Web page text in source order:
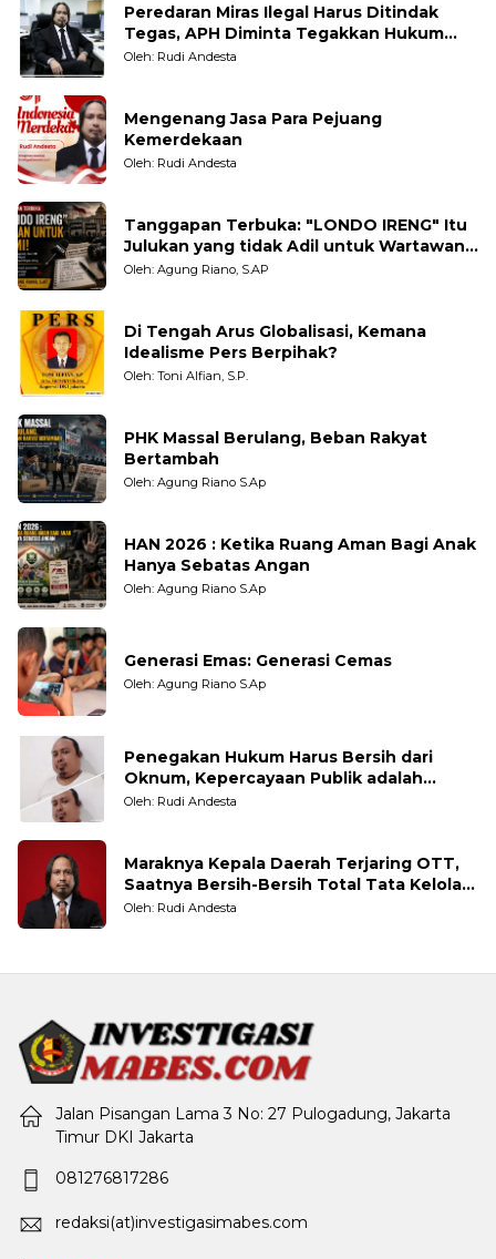
Peredaran Miras Ilegal Harus Ditindak
Tegas, APH Diminta Tegakkan Hukum
Tanpa Pandang Bulu
Oleh: Rudi Andesta
Mengenang Jasa Para Pejuang
Kemerdekaan
Oleh: Rudi Andesta
Tanggapan Terbuka: "LONDO IRENG" Itu
Julukan yang tidak Adil untuk Wartawan,
Pengamat dan LSM
Oleh: Agung Riano, S.AP
Di Tengah Arus Globalisasi, Kemana
Idealisme Pers Berpihak?
Oleh: Toni Alfian, S.P.
PHK Massal Berulang, Beban Rakyat
Bertambah
Oleh: Agung Riano S.Ap
HAN 2026 : Ketika Ruang Aman Bagi Anak
Hanya Sebatas Angan
Oleh: Agung Riano S.Ap
Generasi Emas: Generasi Cemas
Oleh: Agung Riano S.Ap
Penegakan Hukum Harus Bersih dari
Oknum, Kepercayaan Publik adalah
Taruhannya
Oleh: Rudi Andesta
Maraknya Kepala Daerah Terjaring OTT,
Saatnya Bersih-Bersih Total Tata Kelola
Pemerintahan
Oleh: Rudi Andesta
Jalan Pisangan Lama 3 No: 27 Pulogadung, Jakarta
Timur DKI Jakarta
081276817286
redaksi(at)investigasimabes.com